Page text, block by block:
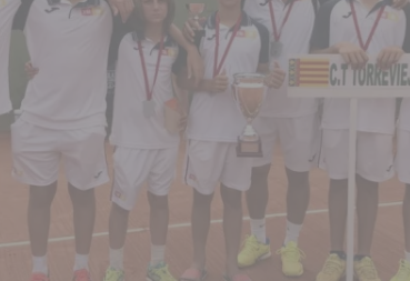
95, clave para Torrevieja
TORREVIEJA
Fiestas 2026
COMARCA
BIGASTRO
de Ciudad Quesada 2026
de un quinto piso en Callosa de Segura
CALLOSA DE